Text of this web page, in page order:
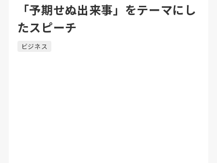
「予期せぬ出来事」をテーマにし
たスピーチ
ビジネス